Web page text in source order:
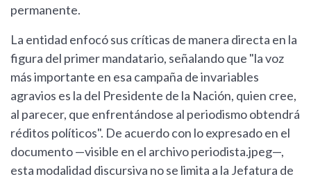
permanente.
La entidad enfocó sus críticas de manera directa en la
figura del primer mandatario, señalando que "la voz
más importante en esa campaña de invariables
agravios es la del Presidente de la Nación, quien cree,
al parecer, que enfrentándose al periodismo obtendrá
réditos políticos". De acuerdo con lo expresado en el
documento —visible en el archivo periodista.jpeg—,
esta modalidad discursiva no se limita a la Jefatura de